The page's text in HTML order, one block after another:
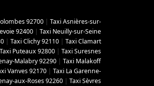
92700 | Taxi Asnières-sur-
92400 | Taxi Neuilly-sur-Seine
| Taxi Clichy 92110 | Taxi Clamart
Taxi Puteaux 92800 | Taxi Suresnes
Malabry 92290 | Taxi Malakoff
Vanves 92170 | Taxi La Garenne-
aux-Roses 92260 | Taxi Sèvres